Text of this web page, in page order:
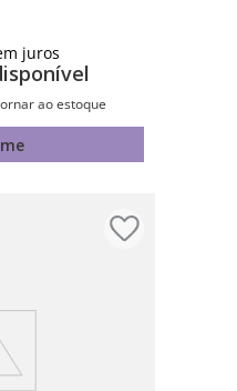
juros
ao estoque